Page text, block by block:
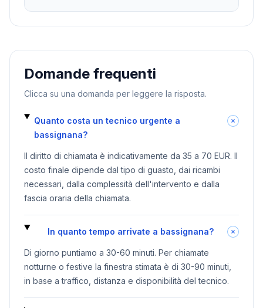
Domande frequenti
Clicca su una domanda per leggere la risposta.
Quanto costa un tecnico urgente a
bassignana?
Il diritto di chiamata è indicativamente da 35 a 70 EUR. Il
costo finale dipende dal tipo di guasto, dai ricambi
necessari, dalla complessità dell'intervento e dalla
fascia oraria della chiamata.
In quanto tempo arrivate a bassignana?
Di giorno puntiamo a 30-60 minuti. Per chiamate
notturne o festive la finestra stimata è di 30-90 minuti,
in base a traffico, distanza e disponibilità del tecnico.